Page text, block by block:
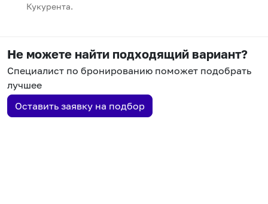
Кукурента.
Не можете найти подходящий вариант?
Специалист по бронированию поможет подобрать
лучшее
Оставить заявку на подбор